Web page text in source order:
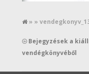
» »
Bejegyzések a
vendégkönyvéből